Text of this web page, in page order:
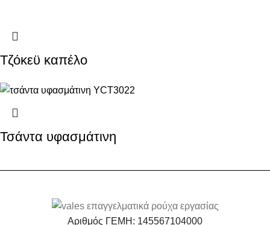
Τζόκεϋ καπέλο
Τσάντα υφασμάτινη
Αριθμός ΓΕΜΗ: 145567104000